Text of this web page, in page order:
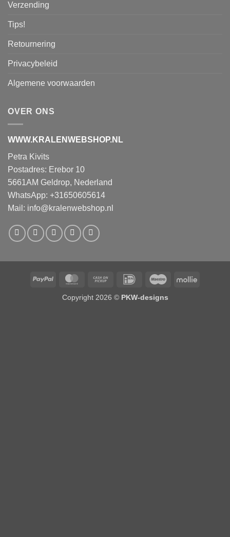
Verzending
Tips!
Retournering
Privacybeleid
Algemene voorwaarden
OVER ONS
WWW.KRALENWEBSHOP.NL
Petra Kivits
Postadres: Erebor 10
5661AM Geldrop, Nederland
WhatsApp: +31650605614
Mail: info@kralenwebshop.nl
PayPal MasterCardCash
Pickup
IDeal Maestro Mollie
Copyright 2026 © PKW-designs